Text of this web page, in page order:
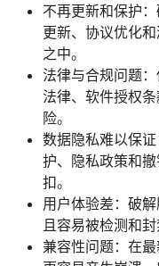
不再更新和保护
更新、协议优化
之中。
法律与合规问题
法律、软件授权
险。
数据隐私难以保
护、隐私政策和
扣。
用户体验差：破
且容易被检测和封
兼容性问题：在